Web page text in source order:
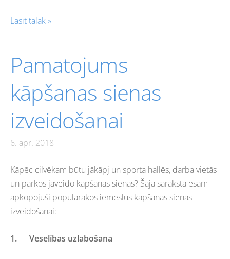
Lasīt tālāk »
Pamatojums
kāpšanas sienas
izveidošanai
6. apr. 2018
Kāpēc cilvēkam būtu jākāpj un sporta hallēs, darba vietās
un parkos jāveido kāpšanas sienas? Šajā sarakstā esam
apkopojuši populārākos iemeslus kāpšanas sienas
izveidošanai:
1. Veselības uzlabošana